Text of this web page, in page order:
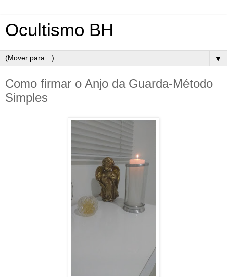
Ocultismo BH
▼
Como firmar o Anjo da Guarda-Método
Simples